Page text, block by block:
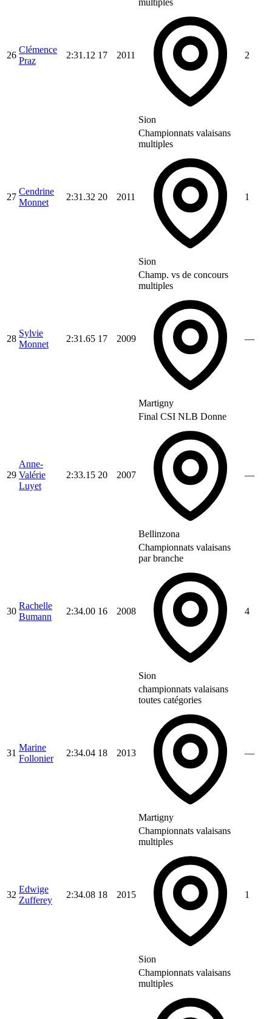
26
Clémence
Praz
2:31.12 17 2011
multiples
Sion
2
27
Cendrine
Monnet
2:31.32 20 2011
Championnats valaisans
multiples
Sion
1
28
Sylvie
Monnet
2:31.65 17 2009
Champ. vs de concours
multiples
Martigny
—
29
Anne-
Valérie
Luyet
2:33.15 20 2007
Final CSI NLB Donne
Bellinzona
—
30
Rachelle
Bumann
2:34.00 16 2008
Championnats valaisans
par branche
Sion
4
31
Marine
Follonier
2:34.04 18 2013
championnats valaisans
toutes catégories
Martigny
—
32
Edwige
Zufferey
2:34.08 18 2015
Championnats valaisans
multiples
Sion
1
Championnats valaisans
multiples